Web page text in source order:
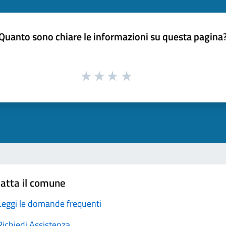
sono chiare le informazioni su questa
il comune
le domande frequenti